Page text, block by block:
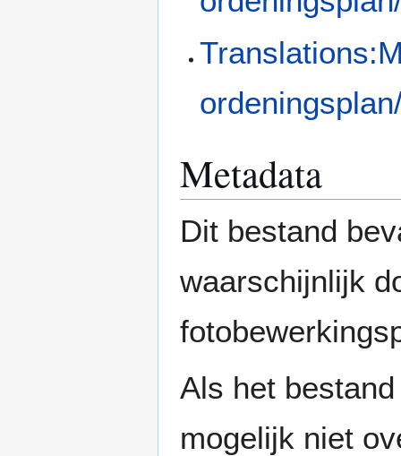
Metadata
Dit bestand
waarschijnlijk
Als het
mogelijk niet